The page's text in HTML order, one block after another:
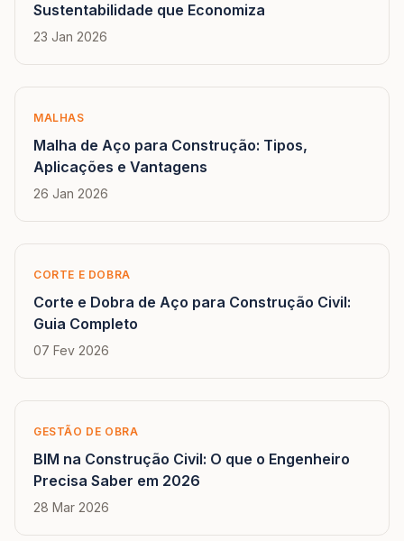
Sustentabilidade que Economiza
23 Jan 2026
MALHAS
Malha de Aço para Construção: Tipos,
Aplicações e Vantagens
26 Jan 2026
CORTE E DOBRA
Corte e Dobra de Aço para Construção Civil:
Guia Completo
07 Fev 2026
GESTÃO DE OBRA
BIM na Construção Civil: O que o Engenheiro
Precisa Saber em 2026
28 Mar 2026